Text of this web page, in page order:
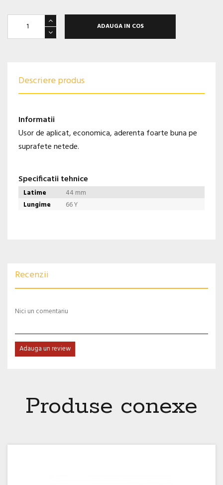
ADAUGA IN COS
Descriere produs
Informatii
Usor de aplicat, economica, aderenta foarte buna pe
suprafete netede.
Specificatii tehnice
Latime
44 mm
Lungime
66 Y
Recenzii
Nici un comentariu
Adauga un review
Produse conexe